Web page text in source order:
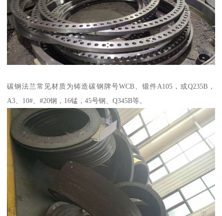
碳钢法兰常见材质为铸造碳钢牌号WCB、锻件A105，或Q235B，
A3、10#、#20钢，16锰，45号钢、Q345B等。